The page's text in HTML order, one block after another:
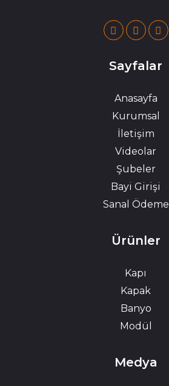
Sayfalar
Anasayfa
Kurumsal
İletişim
Videolar
Şubeler
Bayi Girişi
Sanal Ödeme
Ürünler
Kapı
Kapak
Banyo
Modül
Medya